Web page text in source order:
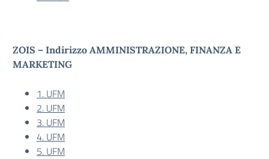
ZOIS – Indirizzo AMMINISTRAZIONE, FINANZA E
MARKETING
1. UFM
2. UFM
3. UFM
4. UFM
5. UFM